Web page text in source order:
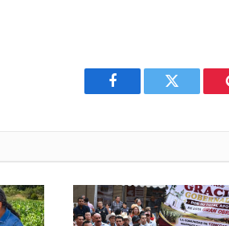
Facebook Twitter